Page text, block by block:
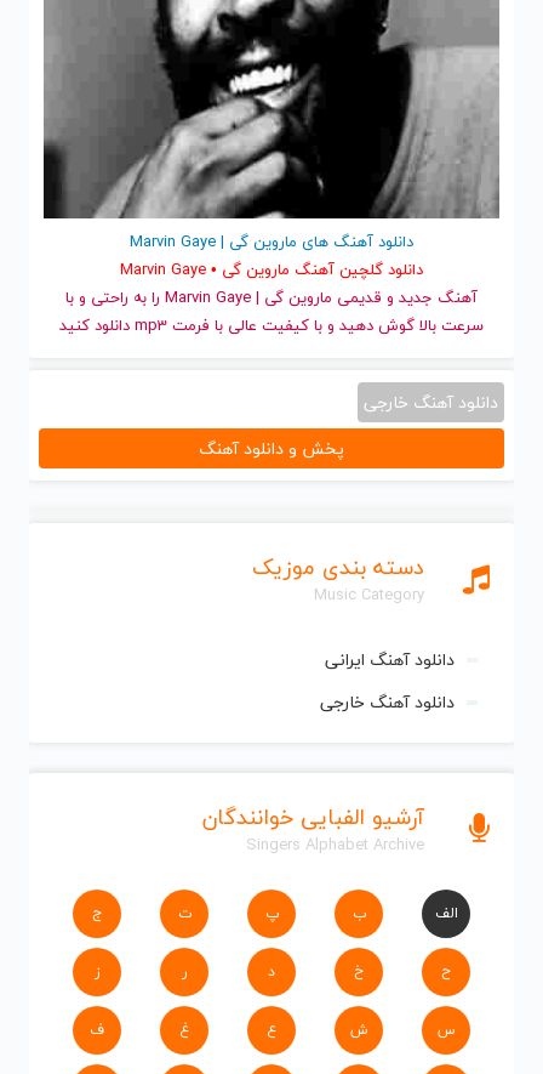
دسته بندی موزیک
Music Category
دانلود آهنگ ایرانی
دانلود آهنگ خارجی
آرشیو الفبایی خوانندگان
Singers Alphabet Archive
الف ب پ ت ج
ح خ د ر ز
س ش ع غ ف
دانلود آهنگ های ماروین گی | Marvin Gaye
دانلود گلچین آهنگ ماروین گی • Marvin Gaye
آهنگ جدید
و قدیمی ماروین گی | Marvin Gaye را به راحتی و با
سرعت بالا گوش دهید و با کیفیت عالی با فرمت mp3 دانلود کنید
دانلود آهنگ خارجی
پخش و دانلود آهنگ